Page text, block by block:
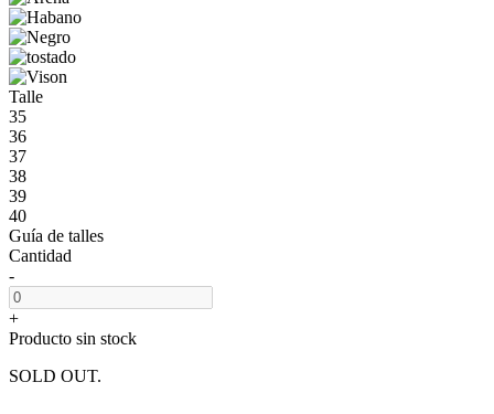
Talle
35
36
37
38
39
40
Guía de talles
Cantidad
-
+
Producto sin stock
SOLD OUT.